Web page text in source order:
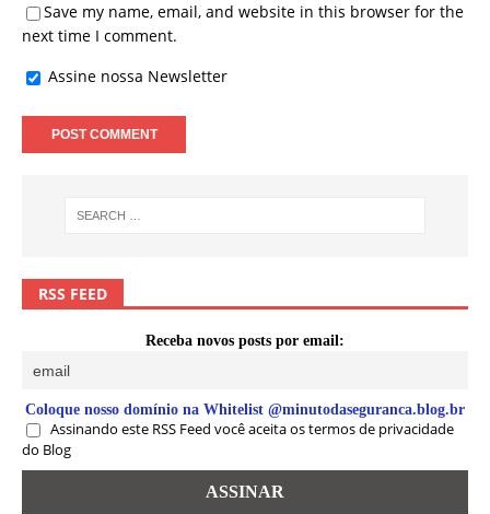
Save my name, email, and website in this browser for the
next time I comment.
Assine nossa Newsletter
RSS FEED
Receba novos posts por email:
Coloque nosso domínio na Whitelist @minutodaseguranca.blog.br
Assinando este RSS Feed você aceita os termos de privacidade
do Blog